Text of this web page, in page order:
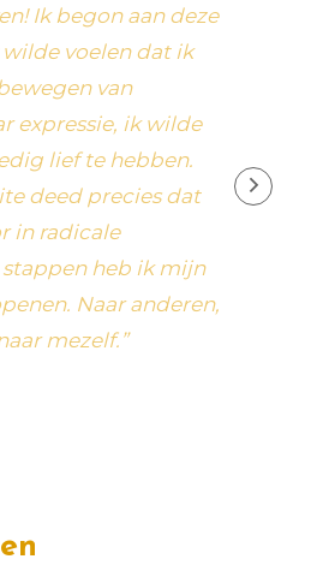
Ik begon aan deze
voelen dat ik
van
expressie, ik wilde
lief te hebben.
deed precies dat
in radicale
heb ik mijn
Naar anderen,
mezelf.”
zeer